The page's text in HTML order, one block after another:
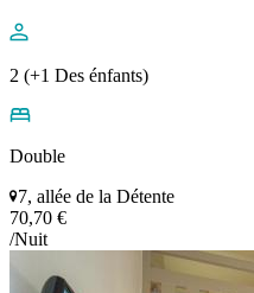
2 (+1 Des énfants)
Double
7, allée de la Détente
70,70 €
/Nuit